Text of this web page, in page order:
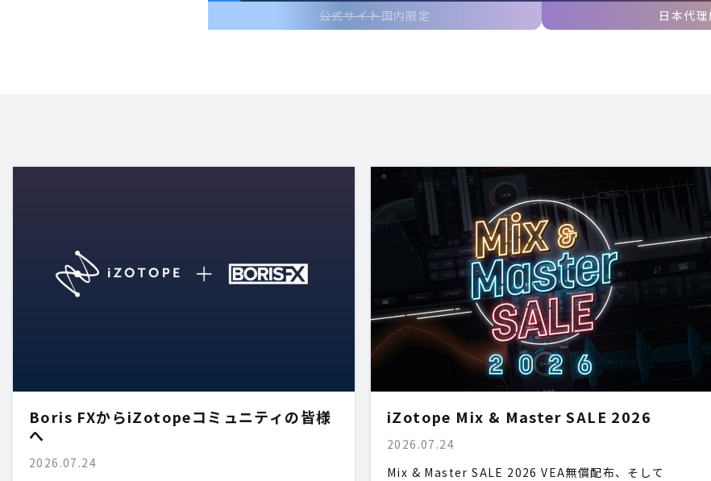
公式サイト国内限定 日本代
Boris FXからiZotopeコミュニティの皆様
へ
2026.07.24
iZotope Mix & Master SALE 2026
2026.07.24
Mix & Master SALE 2026 VEA無償配布、そして